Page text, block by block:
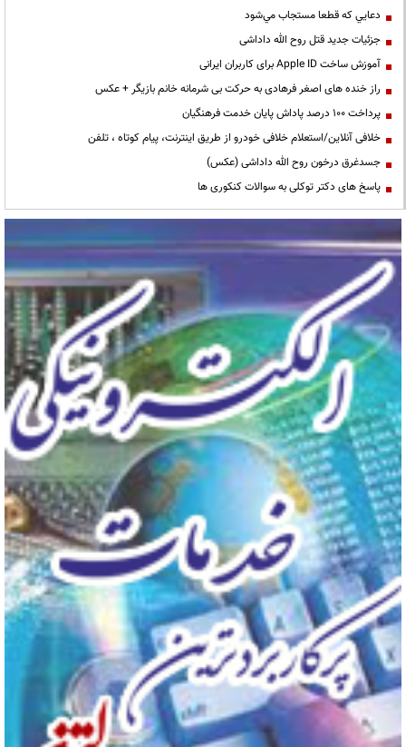
دعايي كه قطعا مستجاب مي‌شود
جزئیات جدید قتل روح الله داداشی
آموزش ساخت Apple ID برای کاربران ایرانی
راز خنده های اصغر فرهادی به حرکت بی شرمانه خانم بازیگر + عکس
پرداخت ۱۰۰ درصد پاداش پایان خدمت فرهنگیان
خلافی آنلاین/استعلام خلافی خودرو از طریق اینترنت، پیام کوتاه ، تلفن
جسدغرق درخون روح الله داداشی (عکس)
پاسخ های دکتر توکلی به سوالات کنکوری ها